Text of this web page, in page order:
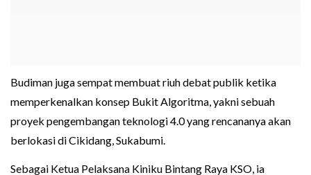
Budiman juga sempat membuat riuh debat publik ketika
memperkenalkan konsep Bukit Algoritma, yakni sebuah
proyek pengembangan teknologi 4.0 yang rencananya akan
berlokasi di Cikidang, Sukabumi.
Sebagai Ketua Pelaksana Kiniku Bintang Raya KSO, ia